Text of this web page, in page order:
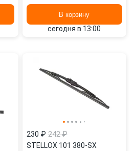
В корзину
сегодня в 13:00
230 ₽ 242 ₽
STELLOX·101 380-SX